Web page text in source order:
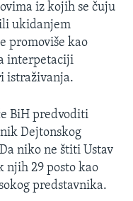
iz kojih se čuju
ukidanjem
promoviše kao
interpetaciji
istraživanja.
BiH predvoditi
Dejtonskog
niko ne štiti Ustav
njih 29 posto kao
predstavnika.